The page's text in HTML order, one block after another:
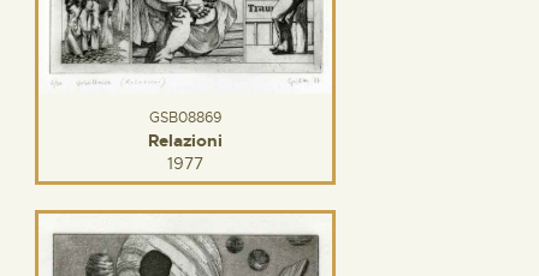
GSB08869
Relazioni
1977